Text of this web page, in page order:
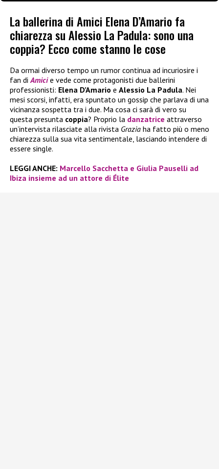
La ballerina di Amici Elena D’Amario fa
chiarezza su Alessio La Padula: sono una
coppia? Ecco come stanno le cose
Da ormai diverso tempo un rumor continua ad incuriosire i
fan diAmici e vede come protagonisti due ballerini
professionisti: Elena D’Amario e Alessio La Padula. Nei
mesi scorsi, infatti, era spuntato un gossip che parlava di una
vicinanza sospetta tra i due. Ma cosa ci sarà di vero su
questa presunta coppia? Proprio la danzatrice attraverso
un’intervista rilasciate alla rivista Grazia ha fatto più o meno
chiarezza sulla sua vita sentimentale, lasciando intendere di
essere single.
LEGGI ANCHE: Marcello Sacchetta e Giulia Pauselli ad
Ibiza insieme ad un attore di Élite